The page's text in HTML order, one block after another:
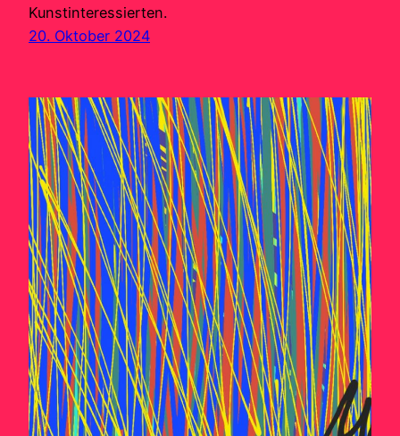
Kunstinteressierten.
20. Oktober 2024